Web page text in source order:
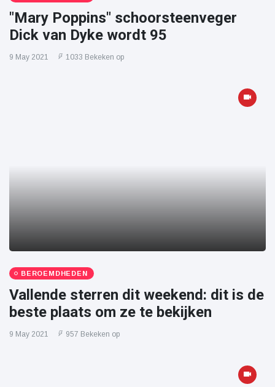
"Mary Poppins" schoorsteenveger
Dick van Dyke wordt 95
9 May 2021 1033 Bekeken op
BEROEMDHEDEN
Vallende sterren dit weekend: dit is de
beste plaats om ze te bekijken
9 May 2021 957 Bekeken op